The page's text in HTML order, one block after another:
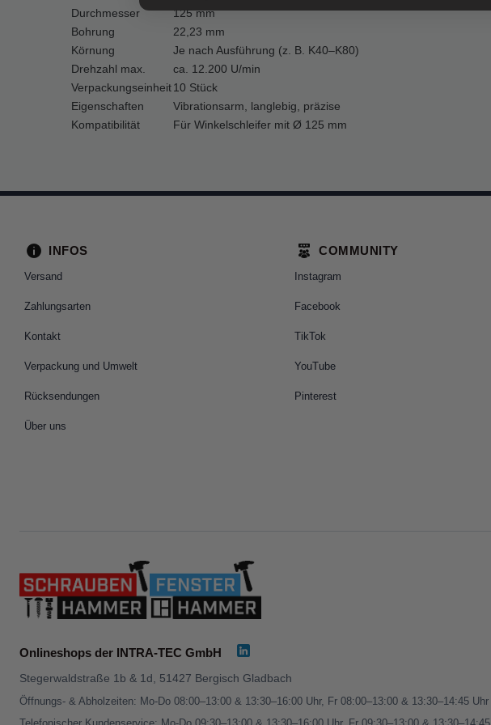
Durchmesser
125 mm
Bohrung
22,23 mm
Körnung
Je nach Ausführung (z. B. K40–K80)
Drehzahl max.
ca. 12.200 U/min
Verpackungseinheit10 Stück
Eigenschaften
Vibrationsarm, langlebig, präzise
Kompatibilität
Für Winkelschleifer mit Ø 125 mm
INFOS
Versand
Zahlungsarten
Kontakt
Verpackung und Umwelt
Rücksendungen
Über uns
COMMUNITY
Instagram
Facebook
TikTok
YouTube
Pinterest
Onlineshops der INTRA-TEC GmbH
Stegerwaldstraße 1b & 1d, 51427 Bergisch Gladbach
Öffnungs- & Abholzeiten: Mo-Do 08:00–13:00 & 13:30–16:00 Uhr, Fr 08:00–13:00 & 13:30–14:45 Uhr